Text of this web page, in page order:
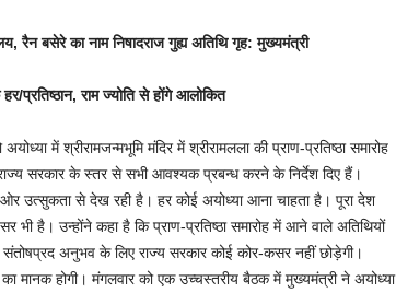
रैन बसेरे का नाम निषादराज गुह्य अतिथि गृह: मुख्यमंत्री
प्रतिष्ठान, राम ज्योति से होंगे आलोकित
में श्रीरामजन्मभूमि मंदिर में श्रीरामलला की प्राण-प्रतिष्ठा समारोह
सरकार के स्तर से सभी आवश्यक प्रबन्ध करने के निर्देश दिए हैं।
उत्सुकता से देख रही है। हर कोई अयोध्या आना चाहता है। पूरा देश
भी है। उन्होंने कहा है कि प्राण-प्रतिष्ठा समारोह में आने वाले अतिथियों
अनुभव के लिए राज्य सरकार कोई कोर-कसर नहीं छोड़ेगी।
मानक होगी। मंगलवार को एक उच्चस्तरीय बैठक में मुख्यमंत्री ने अयोध्या